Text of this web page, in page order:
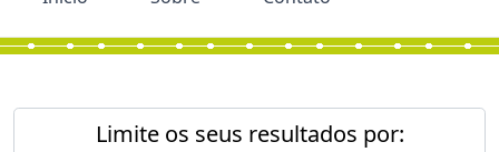
Limite os seus resultados por: